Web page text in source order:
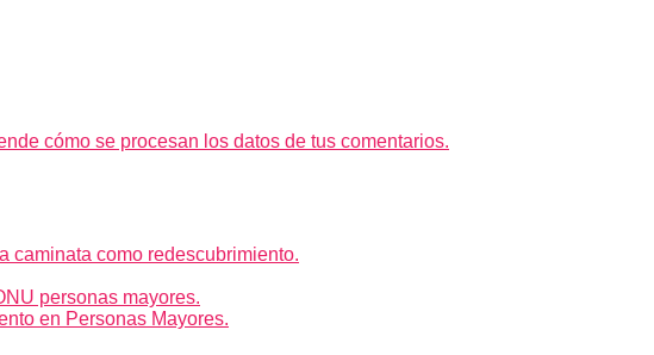
cómo se procesan los datos de tus comentarios.
caminata como redescubrimiento.
personas mayores.
en Personas Mayores.